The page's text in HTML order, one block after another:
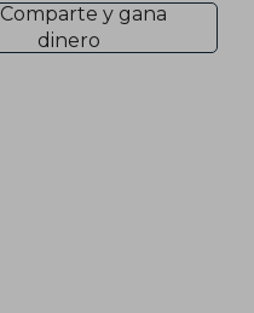
Comparte y gana
dinero